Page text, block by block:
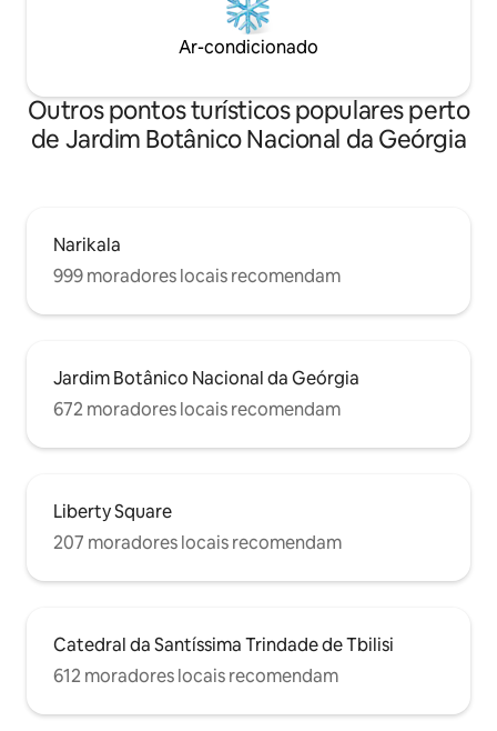
Ar-condicionado
Outros pontos turísticos populares perto
de Jardim Botânico Nacional da Geórgia
Narikala
999 moradores locais recomendam
Jardim Botânico Nacional da Geórgia
672 moradores locais recomendam
Liberty Square
207 moradores locais recomendam
Catedral da Santíssima Trindade de Tbilisi
612 moradores locais recomendam